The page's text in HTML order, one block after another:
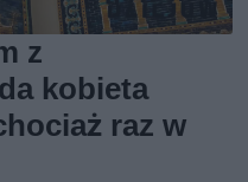
z
kobieta
raz w